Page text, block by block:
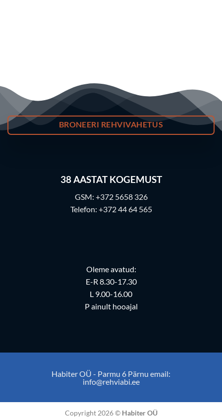
BRONEERI REHVIVAHETUS
38AASTAT KOGEMUST
GSM: +372 5658 326
Telefon: +372 44 64 565
Oleme avatud:
E-R 8.30-17.30
L 9.00-16.00
P ainult hooajal
Habiter OÜ - Parmu 6 Pärnu email:
info@rehviabi.ee
Copyright 2026 © Habiter OÜ